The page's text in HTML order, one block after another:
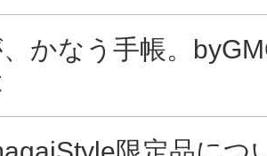
かなう手帳。